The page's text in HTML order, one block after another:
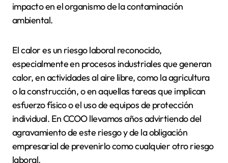
impacto en el organismo de la contaminación
ambiental.
El calor es un riesgo laboral reconocido,
especialmente en procesos industriales que generan
calor, en actividades al aire libre, como la agricultura
o la construcción, o en aquellas tareas que implican
esfuerzo físico o el uso de equipos de protección
individual. En CCOO llevamos años advirtiendo del
agravamiento de este riesgo y de la obligación
empresarial de prevenirlo como cualquier otro riesgo
laboral.